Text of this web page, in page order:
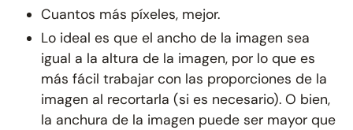
Cuantos más píxeles, mejor.
Lo ideal es que el ancho de la imagen sea
igual a la altura de la imagen, por lo que es
más fácil trabajar con las proporciones de la
imagen al recortarla (si es necesario). O bien,
la anchura de la imagen puede ser mayor que